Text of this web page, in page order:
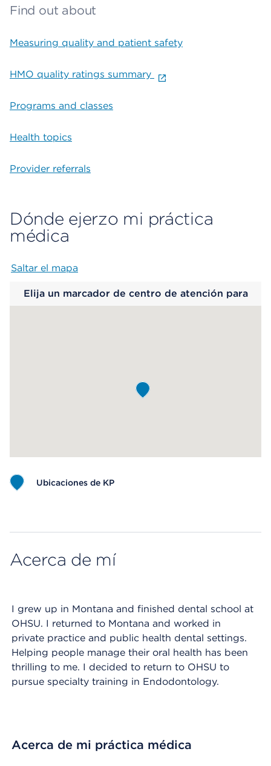
Find out about
Measuring quality and patient safety
HMO quality ratings summary
Programs and classes
Health topics
Provider referrals
Dónde ejerzo mi práctica
médica
Saltar el mapa
Elija un marcador de centro de atención para
Ubicaciones de KP
Acerca de mí
I grew up in Montana and finished dental school at
OHSU. I returned to Montana and worked in
private practice and public health dental settings.
Helping people manage their oral health has been
thrilling to me. I decided to return to OHSU to
pursue specialty training in Endodontology.
Acerca de mi práctica médica